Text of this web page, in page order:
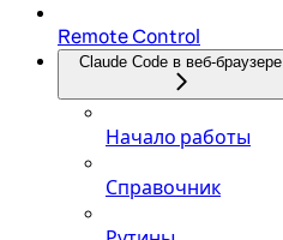
Remote Control
Claude Code в веб-браузере
Начало работы
Справочник